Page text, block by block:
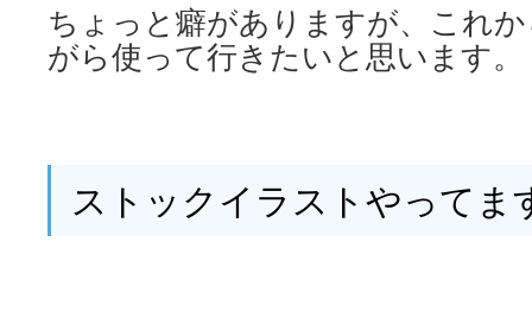
ちょっと癖がありますが、これ
がら使って行きたいと思います。
ストックイラストやってま